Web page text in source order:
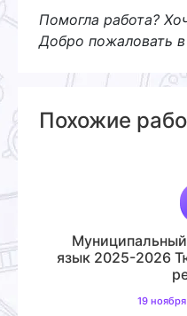
Помогла работа?
Добро пожаловать в
Похожие
язык 2025-2026
19